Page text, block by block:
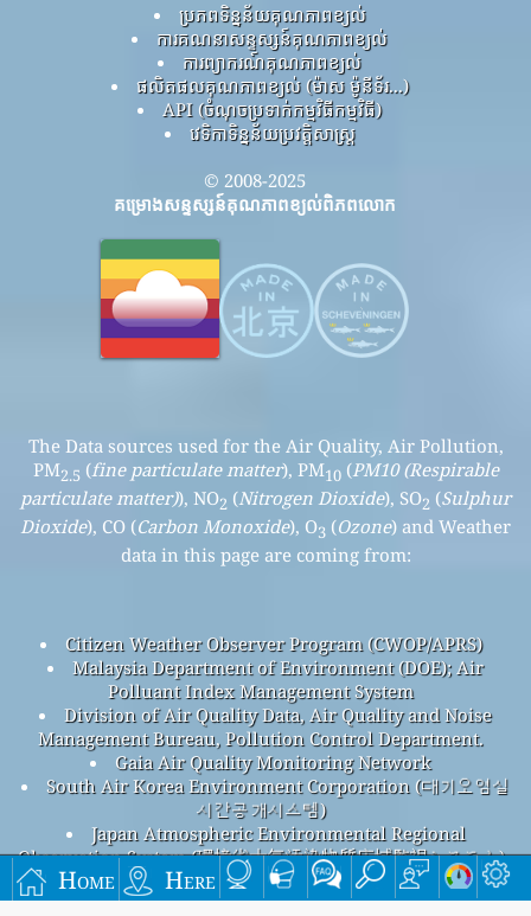
Home Here
ប្រភពទិន្នន័យគុណភាពខ្យល់
ការគណនាសន្ទស្សន៍គុណភាពខ្យល់
ការព្យាករណ៍គុណភាពខ្យល់
ផលិតផលគុណភាពខ្យល់ (ម៉ាស ម៉ូនីទ័រ...)
API (ចំណុចប្រទាក់កម្មវិធីកម្មវិធី)
វេទិកាទិន្នន័យប្រវត្តិសាស្ត្រ
© 2008-2025
គម្រោងសន្ទស្សន៍គុណភាពខ្យល់ពិភពលោក
The Data sources used for the Air Quality, Air Pollution,
PM2.5 (fine particulate matter), PM10(PM10 (Respirable
particulate matter)), NO2 (Nitrogen Dioxide), SO2 (Sulphur
Dioxide), CO (Carbon Monoxide), O3 (Ozone) and Weather
data in this page are coming from:
Citizen Weather Observer Program (CWOP/APRS)
Malaysia Department of Environment (DOE); Air
Polluant Index Management System
Division of Air Quality Data, Air Quality and Noise
Management Bureau, Pollution Control Department.
Gaia Air Quality Monitoring Network
South Air Korea Environment Corporation (대기오염실
시간공개시스템)
Japan Atmospheric Environmental Regional
Observation System (環境省大気汚染物質広域監視システム)
Perai Air Pollution
Perai overall air quality index is 67